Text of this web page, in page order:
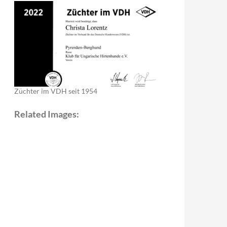
Züchter im VDH seit 1954
Related Images: